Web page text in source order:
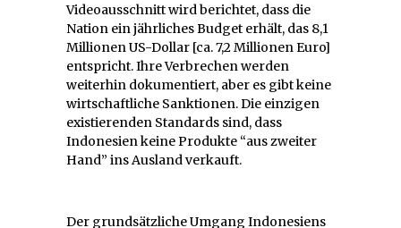
Videoausschnitt wird berichtet, dass die
Nation ein jährliches Budget erhält, das 8,1
Millionen US-Dollar [ca. 7,2 Millionen Euro]
entspricht. Ihre Verbrechen werden
weiterhin dokumentiert, aber es gibt keine
wirtschaftliche Sanktionen. Die einzigen
existierenden Standards sind, dass
Indonesien keine Produkte “aus zweiter
Hand” ins Ausland verkauft.
Der grundsätzliche Umgang Indonesiens